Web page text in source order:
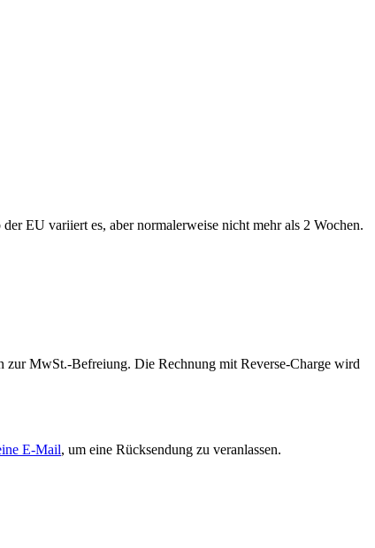
EU variiert es, aber normalerweise nicht mehr als 2 Wochen.
zur MwSt.-Befreiung. Die Rechnung mit Reverse-Charge wird
E-Mail, um eine Rücksendung zu veranlassen.